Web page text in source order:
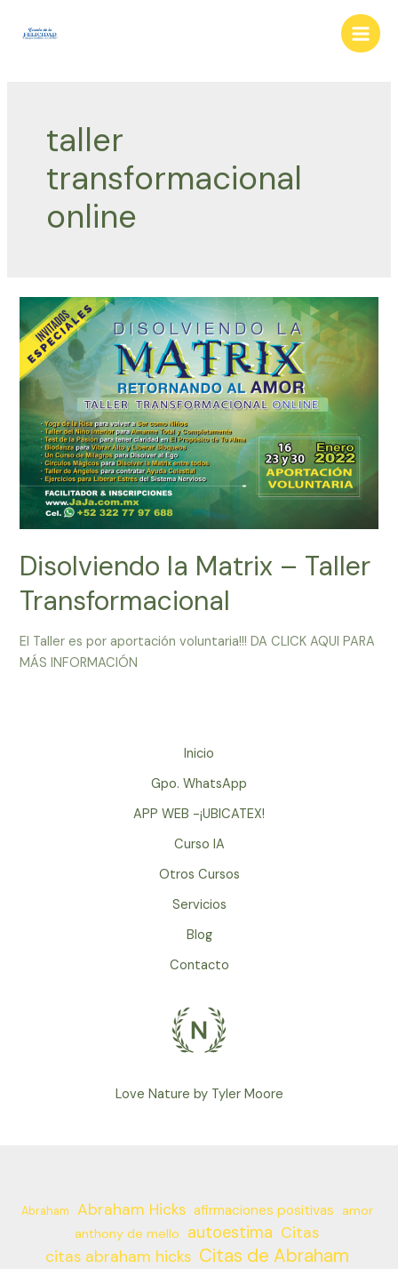
Main
taller
transformacional
online
Disolviendo la Matrix – Taller
Transformacional
El Taller es por aportación voluntaria!!! DA CLICK AQUI PARA
MÁS INFORMACIÓN
Inicio
Gpo. WhatsApp
APP WEB -¡UBICATEX!
Curso IA
Otros Cursos
Servicios
Blog
Contacto
Love Nature by Tyler Moore
Abraham Abraham Hicks afirmaciones positivas
amor
anthony de mello
autoestima Citas
citas abraham hicks Citas de Abraham